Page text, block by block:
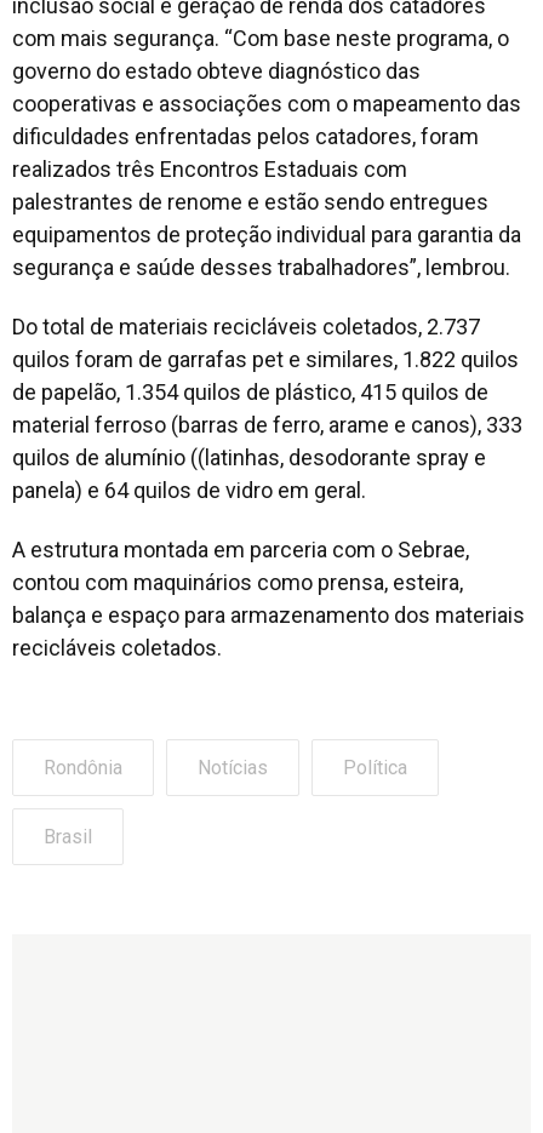
inclusão social e geração de renda dos catadores
com mais segurança. “Com base neste programa, o
governo do estado obteve diagnóstico das
cooperativas e associações com o mapeamento das
dificuldades enfrentadas pelos catadores, foram
realizados três Encontros Estaduais com
palestrantes de renome e estão sendo entregues
equipamentos de proteção individual para garantia da
segurança e saúde desses trabalhadores”, lembrou.
Do total de materiais recicláveis coletados, 2.737
quilos foram de garrafas pet e similares, 1.822 quilos
de papelão, 1.354 quilos de plástico, 415 quilos de
material ferroso (barras de ferro, arame e canos), 333
quilos de alumínio ((latinhas, desodorante spray e
panela) e 64 quilos de vidro em geral.
A estrutura montada em parceria com o Sebrae,
contou com maquinários como prensa, esteira,
balança e espaço para armazenamento dos materiais
recicláveis coletados.
Rondônia Notícias Política
Brasil